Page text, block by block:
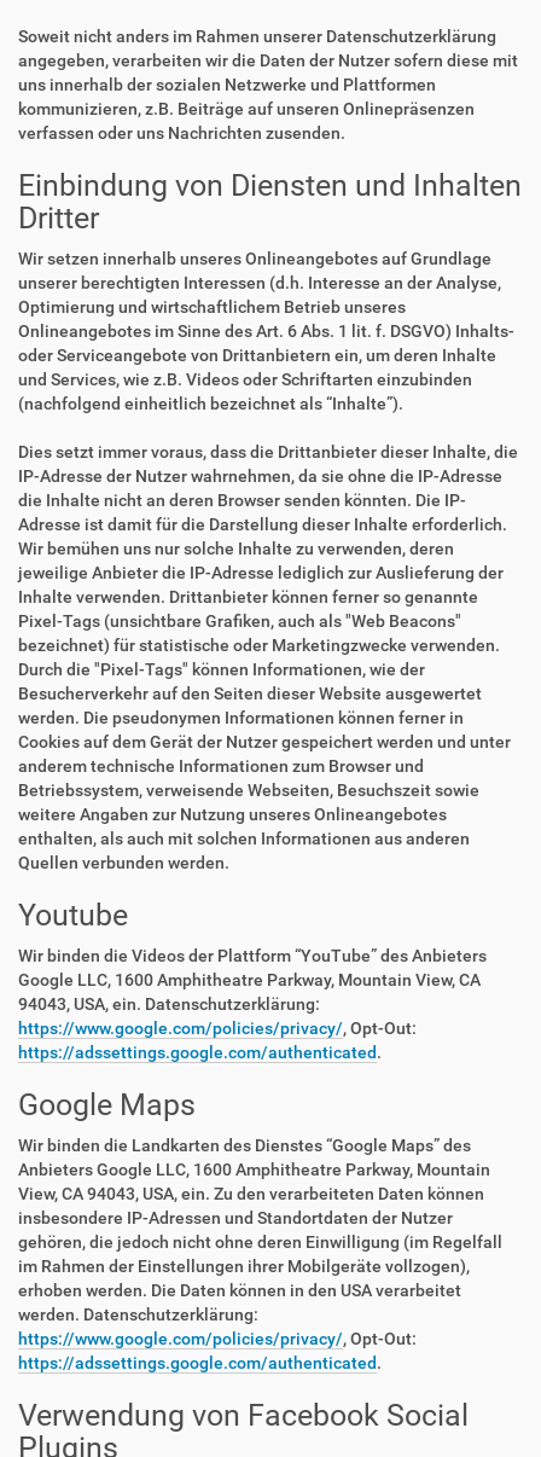
Soweit nicht anders im Rahmen unserer Datenschutzerklärung
angegeben, verarbeiten wir die Daten der Nutzer sofern diese mit
uns innerhalb der sozialen Netzwerke und Plattformen
kommunizieren, z.B. Beiträge auf unseren Onlinepräsenzen
verfassen oder uns Nachrichten zusenden.
Einbindung von Diensten und Inhalten
Dritter
Wir setzen innerhalb unseres Onlineangebotes auf Grundlage
unserer berechtigten Interessen (d.h. Interesse an der Analyse,
Optimierung und wirtschaftlichem Betrieb unseres
Onlineangebotes im Sinne des Art. 6 Abs. 1 lit. f. DSGVO) Inhalts-
oder Serviceangebote von Drittanbietern ein, um deren Inhalte
und Services, wie z.B. Videos oder Schriftarten einzubinden
(nachfolgend einheitlich bezeichnet als “Inhalte”).
Dies setzt immer voraus, dass die Drittanbieter dieser Inhalte, die
IP-Adresse der Nutzer wahrnehmen, da sie ohne die IP-Adresse
die Inhalte nicht an deren Browser senden könnten. Die IP-
Adresse ist damit für die Darstellung dieser Inhalte erforderlich.
Wir bemühen uns nur solche Inhalte zu verwenden, deren
jeweilige Anbieter die IP-Adresse lediglich zur Auslieferung der
Inhalte verwenden. Drittanbieter können ferner so genannte
Pixel-Tags (unsichtbare Grafiken, auch als "Web Beacons"
bezeichnet) für statistische oder Marketingzwecke verwenden.
Durch die "Pixel-Tags" können Informationen, wie der
Besucherverkehr auf den Seiten dieser Website ausgewertet
werden. Die pseudonymen Informationen können ferner in
Cookies auf dem Gerät der Nutzer gespeichert werden und unter
anderem technische Informationen zum Browser und
Betriebssystem, verweisende Webseiten, Besuchszeit sowie
weitere Angaben zur Nutzung unseres Onlineangebotes
enthalten, als auch mit solchen Informationen aus anderen
Quellen verbunden werden.
Youtube
Wir binden die Videos der Plattform “YouTube” des Anbieters
Google LLC, 1600 Amphitheatre Parkway, Mountain View, CA
94043, USA, ein. Datenschutzerklärung:
https://www.google.com/policies/privacy/, Opt-Out:
https://adssettings.google.com/authenticated.
Google Maps
Wir binden die Landkarten des Dienstes “Google Maps” des
Anbieters Google LLC, 1600 Amphitheatre Parkway, Mountain
View, CA 94043, USA, ein. Zu den verarbeiteten Daten können
insbesondere IP-Adressen und Standortdaten der Nutzer
gehören, die jedoch nicht ohne deren Einwilligung (im Regelfall
im Rahmen der Einstellungen ihrer Mobilgeräte vollzogen),
erhoben werden. Die Daten können in den USA verarbeitet
werden. Datenschutzerklärung:
https://www.google.com/policies/privacy/, Opt-Out:
https://adssettings.google.com/authenticated.
Verwendung von Facebook Social
Plugins